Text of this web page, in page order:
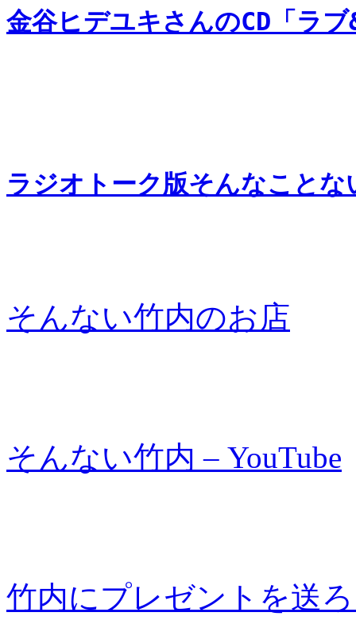
金谷ヒデユキさんのCD「ラ
ラジオトーク版そんなことな
そんない竹内のお店
そんない竹内 – YouTube
竹内にプレゼントを送